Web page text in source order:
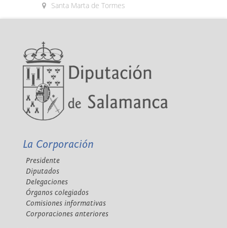
Santa Marta de Tormes
La Corporación
Presidente
Diputados
Delegaciones
Órganos colegiados
Comisiones informativas
Corporaciones anteriores